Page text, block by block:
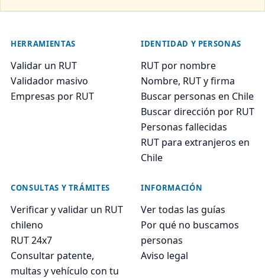
HERRAMIENTAS
Validar un RUT
Validador masivo
Empresas por RUT
IDENTIDAD Y PERSONAS
RUT por nombre
Nombre, RUT y firma
Buscar personas en Chile
Buscar dirección por RUT
Personas fallecidas
RUT para extranjeros en
Chile
CONSULTAS Y TRÁMITES
Verificar y validar un RUT
chileno
RUT 24x7
Consultar patente,
multas y vehículo con tu
INFORMACIÓN
Ver todas las guías
Por qué no buscamos
personas
Aviso legal